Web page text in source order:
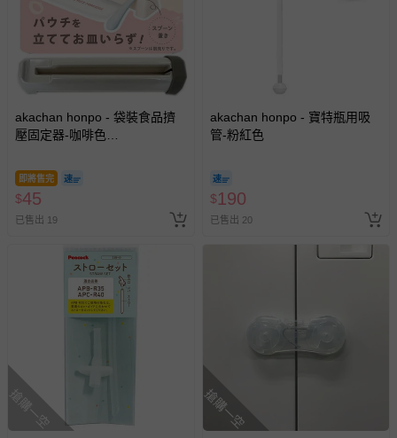
akachan honpo - 袋裝食品擠
壓固定器-咖啡色
即將售完
$45
已售出 19
akachan honpo - 寶特瓶用吸
管-粉紅色
$190
已售出 20
搶購一空 搶購一空